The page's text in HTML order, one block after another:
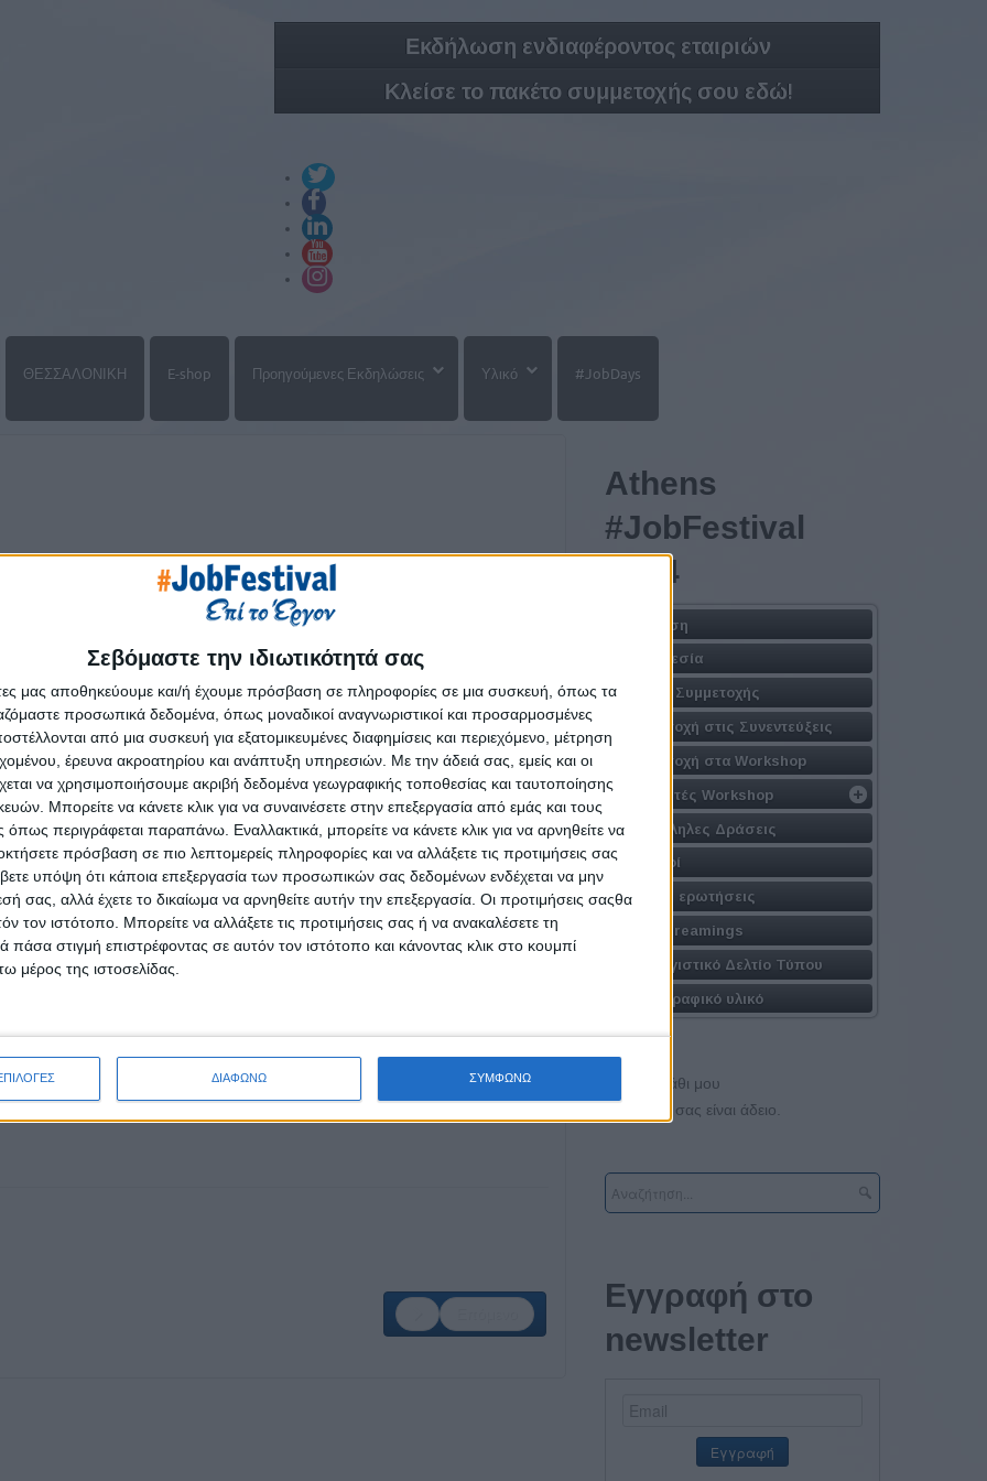
Σεβόμαστε την ιδιωτικότητά σας
μας αποθηκεύουμε και/ή έχουμε πρόσβαση σε πληροφορίες σε μια συσκευή, όπως τα
προσωπικά δεδομένα, όπως μοναδικοί αναγνωριστικοί και προσαρμοσμένες
από μια συσκευή για εξατομικευμένες διαφημίσεις και περιεχόμενο, μέτρηση
έρευνα ακροατηρίου και ανάπτυξη υπηρεσιών. Με την άδειά σας, εμείς και οι
να χρησιμοποιήσουμε ακριβή δεδομένα γεωγραφικής τοποθεσίας και ταυτοποίησης
Μπορείτε να κάνετε κλικ για να συναινέσετε στην επεξεργασία από εμάς και τους
περιγράφεται παραπάνω. Εναλλακτικά, μπορείτε να κάνετε κλικ για να αρνηθείτε να
πρόσβαση σε πιο λεπτομερείς πληροφορίες και να αλλάξετε τις προτιμήσεις σας
υπόψη ότι κάποια επεξεργασία των προσωπικών σας δεδομένων ενδέχεται να μην
σας, αλλά έχετε το δικαίωμα να αρνηθείτε αυτήν την επεξεργασία. Οι προτιμήσεις σαςθα
τον ιστότοπο. Μπορείτε να αλλάξετε τις προτιμήσεις σας ή να ανακαλέσετε τη
στιγμή επιστρέφοντας σε αυτόν τον ιστότοπο και κάνοντας κλικ στο κουμπί
μέρος της ιστοσελίδας.
ΔΙΑΦΩΝΩ ΣΥΜΦΩΝΩ
Εκδήλωση ενδιαφέροντος εταιριών
Κλείσε το πακέτο συμμετοχής σου εδώ!
ΘΕΣΣΑΛΟΝΙΚΗ E-shop Προηγούμενες Εκδηλώσεις Υλικό #JobDays
focused on providing exceptional customer service and creating
employees and recognize that they are crucial to our success. For
Our company owns and operates several luxury properties in
Cavalieri, Elysian Santorini and Elysian Retreat and other seasonal
in Finikia, Above Bistro in Imerovigli and Lucky 8 Sunreef
experience.
Athens
#JobFestival
2024
Η Δράση
Τοποθεσία
Φόρμα Συμμετοχής
Συμμετοχή στις Συνεντεύξεις
Συμμετοχή στα Workshop
Εισηγητές Workshop
Παράλληλες Δράσεις
Χορηγοί
Συχνές ερωτήσεις
Live Streamings
Απολογιστικό Δελτίο Τύπου
Φωτογραφικό υλικό
Το καλάθι μου
Το καλάθι σας είναι άδειο.
Εγγραφή στο
newsletter